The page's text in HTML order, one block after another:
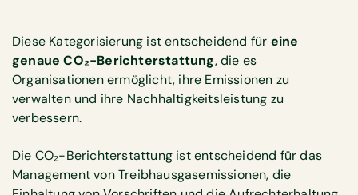
Diese Kategorisierung ist entscheidend für eine
genaue CO₂-Berichterstattung, die es
Organisationen ermöglicht, ihre Emissionen zu
verwalten und ihre Nachhaltigkeitsleistung zu
verbessern.
Die CO₂-Berichterstattung ist entscheidend für das
Management von Treibhausgasemissionen, die